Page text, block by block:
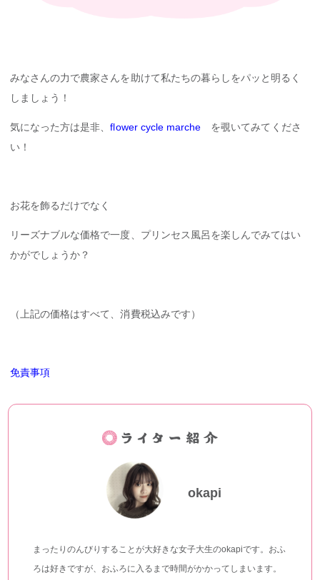
みなさんの力で農家さんを助けて私たちの暮らしをパッと明るく
しましょう！
気になった方は是非、flower cycle marche を覗いてみてくださ
い！
お花を飾るだけでなく
リーズナブルな価格で一度、プリンセス風呂を楽しんでみてはい
かがでしょうか？
（上記の価格はすべて、消費税込みです）
免責事項
okapi
まったりのんびりすることが大好きな女子大生のokapiです。おふ
ろは好きですが、おふろに入るまで時間がかかってしまいます。